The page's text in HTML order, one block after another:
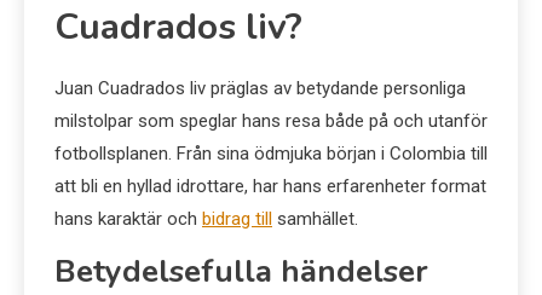
Cuadrados liv?
Juan Cuadrados liv präglas av betydande personliga
milstolpar som speglar hans resa både på och utanför
fotbollsplanen. Från sina ödmjuka början i Colombia till
att bli en hyllad idrottare, har hans erfarenheter format
hans karaktär och bidrag till samhället.
Betydelsefulla händelser